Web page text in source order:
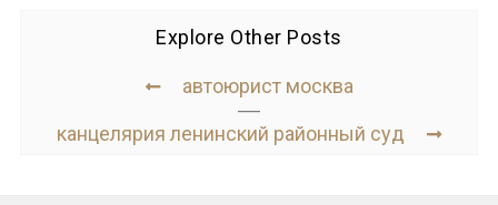
Explore Other Posts
автоюрист москва
канцелярия ленинский районный суд